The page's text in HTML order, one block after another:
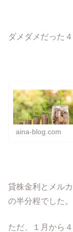
ダメダメだった４
aina-blog.com
貸株金利とメル
の半分程でした。
ただ、１月から